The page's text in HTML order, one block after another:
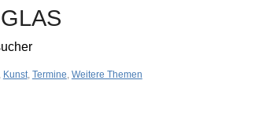
Kunst, Termine, Weitere Themen